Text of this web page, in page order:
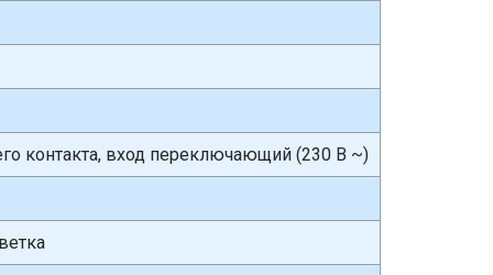
контакта, вход переключающий (230 В ~)